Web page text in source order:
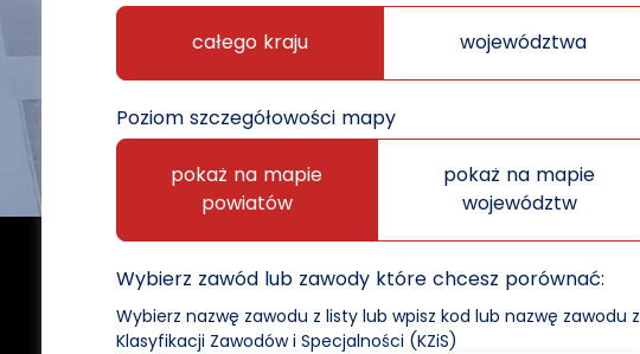
całego kraju województwa
Poziom szczegółowości mapy
pokaż na mapie
powiatów
pokaż na mapie
województw
Wybierz zawód lub zawody które chcesz porównać:
Wybierz nazwę zawodu z listy lub wpisz kod lub nazwę zawodu z
Klasyfikacji Zawodów i Specjalności (KZiS)